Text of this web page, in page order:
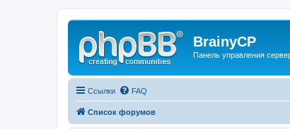
BrainyCP
Панель управления
Ссылки FAQ
Список форумов